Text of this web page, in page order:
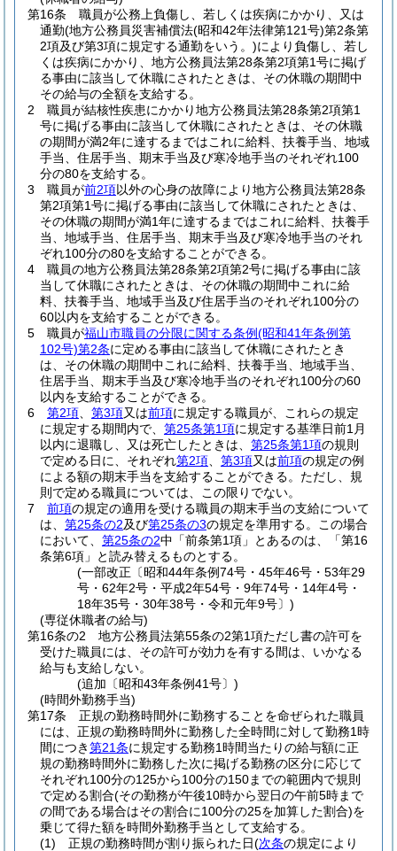
第16条
職員が公務上負傷し、若しくは疾病にかかり、又は
通勤(地方公務員災害補償法(昭和42年法律第121号)第2条第
2項及び第3項に規定する通勤をいう。)により負傷し、若し
くは疾病にかかり、地方公務員法第28条第2項第1号に掲げ
る事由に該当して休職にされたときは、その休職の期間中
その給与の全額を支給する。
2
職員が結核性疾患にかかり地方公務員法第28条第2項第1
号に掲げる事由に該当して休職にされたときは、その休職
の期間が満2年に達するまではこれに給料、扶養手当、地域
手当、住居手当、期末手当及び寒冷地手当のそれぞれ100
分の80を支給する。
3
職員が前2項以外の心身の故障により地方公務員法第28条
第2項第1号に掲げる事由に該当して休職にされたときは、
その休職の期間が満1年に達するまではこれに給料、扶養手
当、地域手当、住居手当、期末手当及び寒冷地手当のそれ
ぞれ100分の80を支給することができる。
4
職員の地方公務員法第28条第2項第2号に掲げる事由に該
当して休職にされたときは、その休職の期間中これに給
料、扶養手当、地域手当及び住居手当のそれぞれ100分の
60以内を支給することができる。
5
職員が福山市職員の分限に関する条例(昭和41年条例第
102号)第2条に定める事由に該当して休職にされたとき
は、その休職の期間中これに給料、扶養手当、地域手当、
住居手当、期末手当及び寒冷地手当のそれぞれ100分の60
以内を支給することができる。
6
第2項 第3項又は前項に規定する職員が、これらの規定
に規定する期間内で、 第25条第1項に規定する基準日前1月
以内に退職し、又は死亡したときは、 第25条第1項の規則
で定める日に、それぞれ第2項 第3項又は前項の規定の例
による額の期末手当を支給することができる。 ただし、規
則で定める職員については、この限りでない。
7
前項の規定の適用を受ける職員の期末手当の支給について
は、 第25条の2及び第25条の3の規定を準用する。
この場合
において、 第25条の2中「前条第1項」とあるのは、「第16
条第6項」と読み替えるものとする。
(一部改正〔昭和44年条例74号・45年46号・53年29
号・62年2号・平成2年54号・9年74号・14年4号・
18年35号・30年38号・令和元年9号〕)
(専従休職者の給与)
第16条の2
地方公務員法第55条の2第1項ただし書の許可を
受けた職員には、その許可が効力を有する間は、いかなる
給与も支給しない。
(追加〔昭和43年条例41号〕)
(時間外勤務手当)
第17条
正規の勤務時間外に勤務することを命ぜられた職員
には、正規の勤務時間外に勤務した全時間に対して勤務1時
間につき第21条に規定する勤務1時間当たりの給与額に正
規の勤務時間外に勤務した次に掲げる勤務の区分に応じて
それぞれ100分の125から100分の150までの範囲内で規則
で定める割合(その勤務が午後10時から翌日の午前5時まで
の間である場合はその割合に100分の25を加算した割合)を
乗じて得た額を時間外勤務手当として支給する。
(1)
正規の勤務時間が割り振られた日(次条の規定により